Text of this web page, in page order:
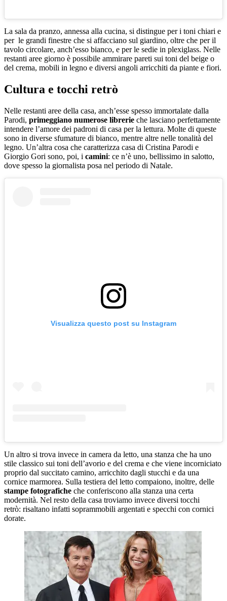
La sala da pranzo, annessa alla cucina, si distingue per i toni chiari e
per le grandi finestre che si affacciano sul giardino, oltre che per il
tavolo circolare, anch’esso bianco, e per le sedie in plexiglass. Nelle
restanti aree giorno è possibile ammirare pareti sui toni del beige o
del crema, mobili in legno e diversi angoli arricchiti da piante e fiori.
Cultura e tocchi retrò
Nelle restanti aree della casa, anch’esse spesso immortalate dalla
Parodi, primeggiano numerose librerie che lasciano perfettamente
intendere l’amore dei padroni di casa per la lettura. Molte di queste
sono in diverse sfumature di bianco, mentre altre nelle tonalità del
legno. Un’altra cosa che caratterizza casa di Cristina Parodi e
Giorgio Gori sono, poi, i camini: ce n’è uno, bellissimo in salotto,
dove spesso la giornalista posa nel periodo di Natale.
Visualizza questo post su Instagram
Un altro si trova invece in camera da letto, una stanza che ha uno
stile classico sui toni dell’avorio e del crema e che viene incorniciato
proprio dal succitato camino, arricchito dagli stucchi e da una
cornice marmorea. Sulla testiera del letto compaiono, inoltre, delle
stampe fotografiche che conferiscono alla stanza una certa
modernità. Nel resto della casa troviamo invece diversi tocchi
retrò: risaltano infatti soprammobili argentati e specchi con cornici
dorate.